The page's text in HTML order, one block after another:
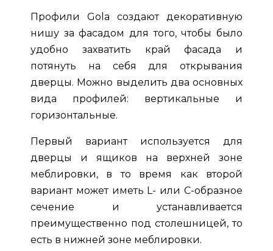
Профили Gola создают декоративную
нишу за фасадом для того, чтобы было
удобно захватить край фасада и
потянуть на себя для открывания
дверцы. Можно выделить два основных
вида профилей: вертикальные и
горизонтальные.
Первый вариант используется для
дверцы и ящиков на верхней зоне
меблировки, в то время как второй
вариант может иметь L- или С-образное
сечение и устанавливается
преимущественно под столешницей, то
есть в нижней зоне меблировки.